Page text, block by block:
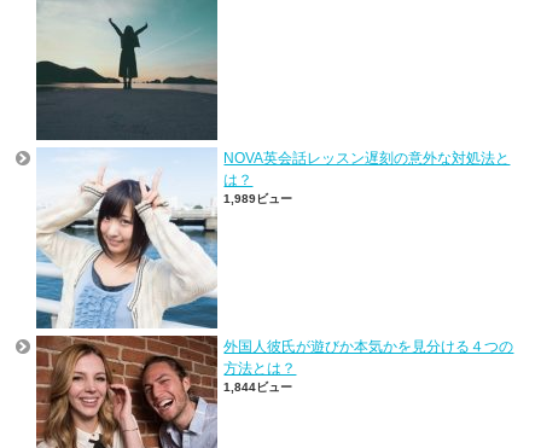
NOVA英会話レッスン遅刻の意外な対処法と
は？
1,989ビュー
外国人彼氏が遊びか本気かを見分ける４つの
方法とは？
1,844ビュー